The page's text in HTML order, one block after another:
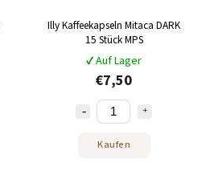
Illy Kaffeekapseln Mitaca DARK
15 Stück MPS
✔ Auf Lager
€7,50
Kaufen